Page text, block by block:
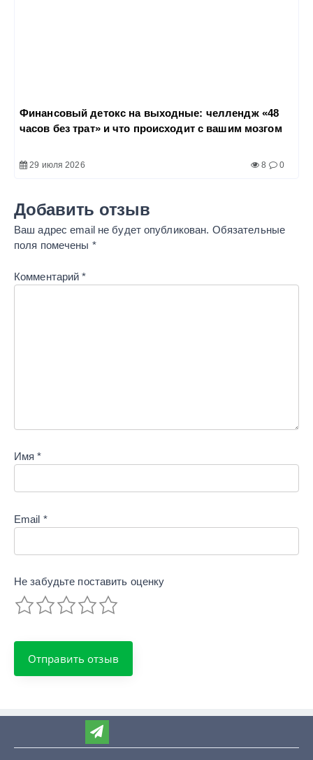
Финансовый детокс на выходные: челлендж «48
часов без трат» и что происходит с вашим мозгом
29 июля 2026 8 0
Добавить отзыв
Ваш адрес email не будет опубликован. Обязательные
поля помечены *
Комментарий*
Имя*
Email *
Не забудьте поставить оценку